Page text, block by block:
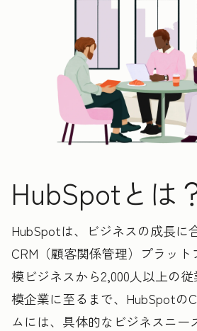
HubSpotとは
HubSpotは、ビジネスの成長に
CRM（顧客関係管理）プラッ
模ビジネスから2,000人以上の
模企業に至るまで、HubSpotの
ムには、具体的なビジネスニー